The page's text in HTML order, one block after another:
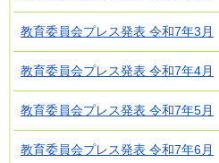
教育委員会プレス発表 令和7年3月
教育委員会プレス発表 令和7年4月
教育委員会プレス発表 令和7年5月
教育委員会プレス発表 令和7年6月